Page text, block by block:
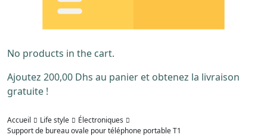
No products in the cart.
Ajoutez 200,00 Dhs au panier et obtenez la livraison
gratuite !
Accueil Life style
Électroniques
Support de bureau ovale pour téléphone portable T1